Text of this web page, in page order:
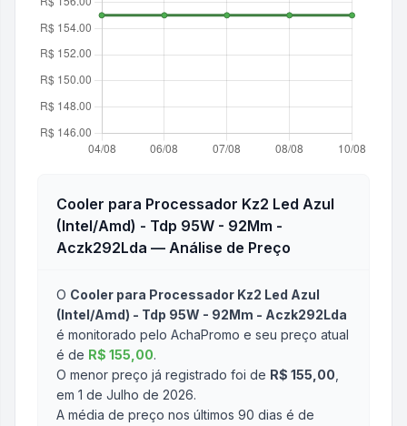
Cooler para Processador Kz2 Led Azul
(Intel/Amd) - Tdp 95W - 92Mm -
Aczk292Lda — Análise de Preço
O Cooler para Processador Kz2 Led Azul
(Intel/Amd) - Tdp 95W - 92Mm - Aczk292Lda
é monitorado pelo AchaPromo e seu preço atual
é de R$ 155,00.
O menor preço já registrado foi de R$ 155,00
em 1 de Julho de 2026.
A média de preço nos últimos 90 dias é de